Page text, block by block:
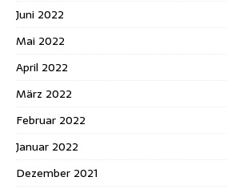
Juni 2022
Mai 2022
April 2022
März 2022
Februar 2022
Januar 2022
Dezember 2021